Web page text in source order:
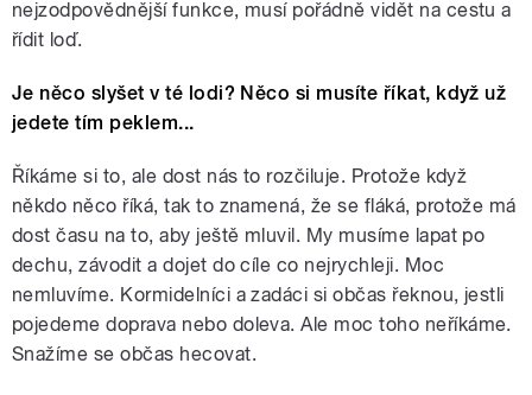
nejzodpovědnější funkce, musí pořádně vidět na cestu a
řídit loď.
Je něco slyšet v té lodi? Něco si musíte říkat, když už
jedete tím peklem...
Říkáme si to, ale dost nás to rozčiluje. Protože když
někdo něco říká, tak to znamená, že se fláká, protože má
dost času na to, aby ještě mluvil. My musíme lapat po
dechu, závodit a dojet do cíle co nejrychleji. Moc
nemluvíme. Kormidelníci a zadáci si občas řeknou, jestli
pojedeme doprava nebo doleva. Ale moc toho neříkáme.
Snažíme se občas hecovat.